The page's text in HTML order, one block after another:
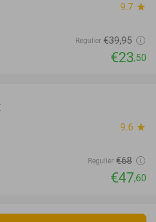
9.7 star
Regulier €39,95
€23,50
9.6 star
Regulier €68
€47,60